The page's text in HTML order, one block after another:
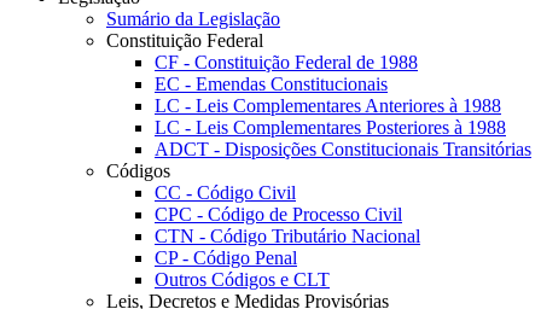
Sumário da Legislação
Constituição Federal
CF - Constituição Federal de 1988
EC - Emendas Constitucionais
LC - Leis Complementares Anteriores à 1988
LC - Leis Complementares Posteriores à 1988
ADCT - Disposições Constitucionais Transitórias
Códigos
CC - Código Civil
CPC - Código de Processo Civil
CTN - Código Tributário Nacional
CP - Código Penal
Outros Códigos e CLT
Leis, Decretos e Medidas Provisórias